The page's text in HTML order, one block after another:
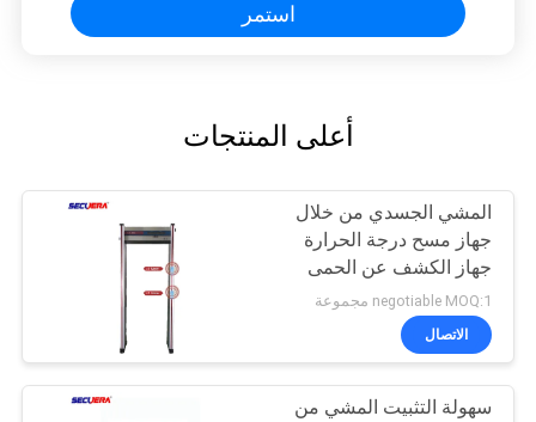
استمر
أعلى المنتجات
المشي الجسدي من خلال
جهاز مسح درجة الحرارة
جهاز الكشف عن الحمى
تحت الحمراء جهاز التحكم
عن بعد
negotiable MOQ:1 مجموعة
الاتصال
سهولة التثبيت المشي من